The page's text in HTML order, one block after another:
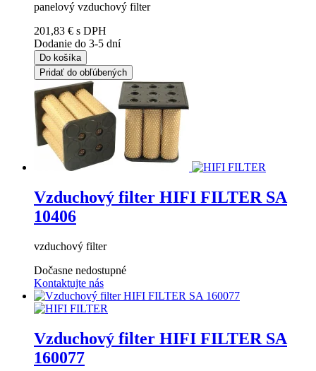
panelový vzduchový filter
201,83 € s DPH
Dodanie do 3-5 dní
Do košíka
Pridať do obľúbených
Vzduchový filter HIFI FILTER SA
10406
vzduchový filter
Dočasne nedostupné
Kontaktujte nás
Vzduchový filter HIFI FILTER SA
160077